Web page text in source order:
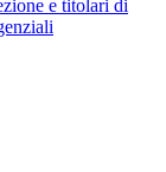
e titolari di